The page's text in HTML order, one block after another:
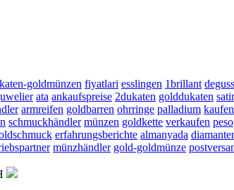
goldmünzen fiyatlari esslingen 1brillant
ata ankaufspreise 2dukaten golddukaten
armreifen goldbarren ohrringe palladium kaufen
schmuckhändler münzen goldkette verkaufen peso
erfahrungsberichte almanyada
münzhändler gold-goldmünze